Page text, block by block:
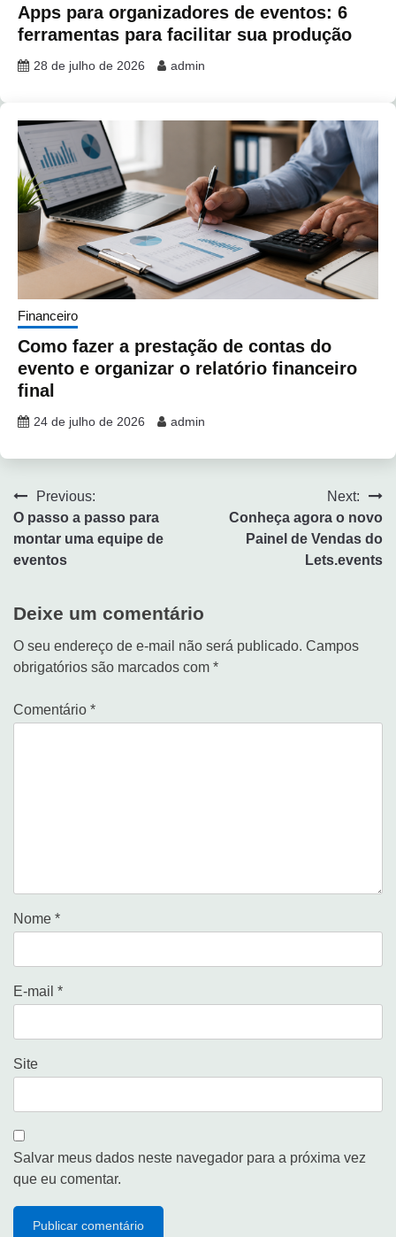
Apps para organizadores de eventos: 6
ferramentas para facilitar sua produção
28 de julho de 2026 admin
Financeiro
Como fazer a prestação de contas do
evento e organizar o relatório financeiro
final
24 de julho de 2026 admin
Previous:
O passo a passo para
montar uma equipe de
eventos
Next:
Conheça agora o novo
Painel de Vendas do
Lets.events
Deixe um comentário
O seu endereço de e-mail não será publicado. Campos
obrigatórios são marcados com *
Comentário *
Nome *
E-mail *
Site
Salvar meus dados neste navegador para a próxima vez
que eu comentar.